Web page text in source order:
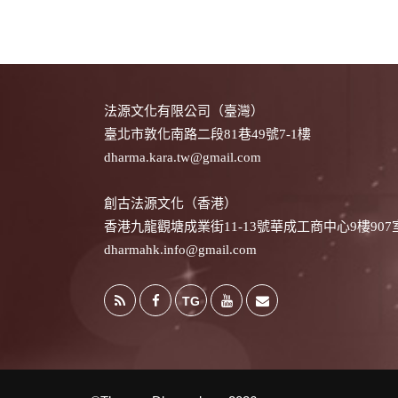
法源文化有限公司（臺灣）
臺北市敦化南路二段81巷49號7-1樓
dharma.kara.tw@gmail.com
創古法源文化（香港）
香港九龍觀塘成業街11-13號華成工商中心9樓907
dharmahk.info@gmail.com
TG